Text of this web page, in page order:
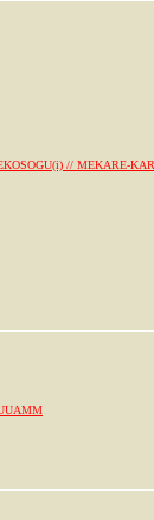
// MEKARE-